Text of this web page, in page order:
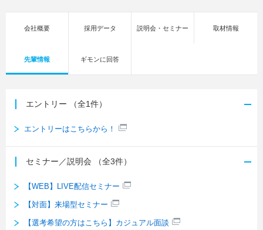
会社概要 採用データ 説明会・セミナー 取材情報
先輩情報 ギモンに回答
エントリー （全1件）
エントリーはこちらから！
セミナー／説明会 （全3件）
【WEB】LIVE配信セミナー
【対面】来場型セミナー
【選考希望の方はこちら】カジュアル面談